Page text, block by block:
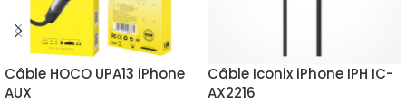
Câble HOCO UPA13 iPhone
AUX
Câble Iconix iPhone IPH IC-
AX2216